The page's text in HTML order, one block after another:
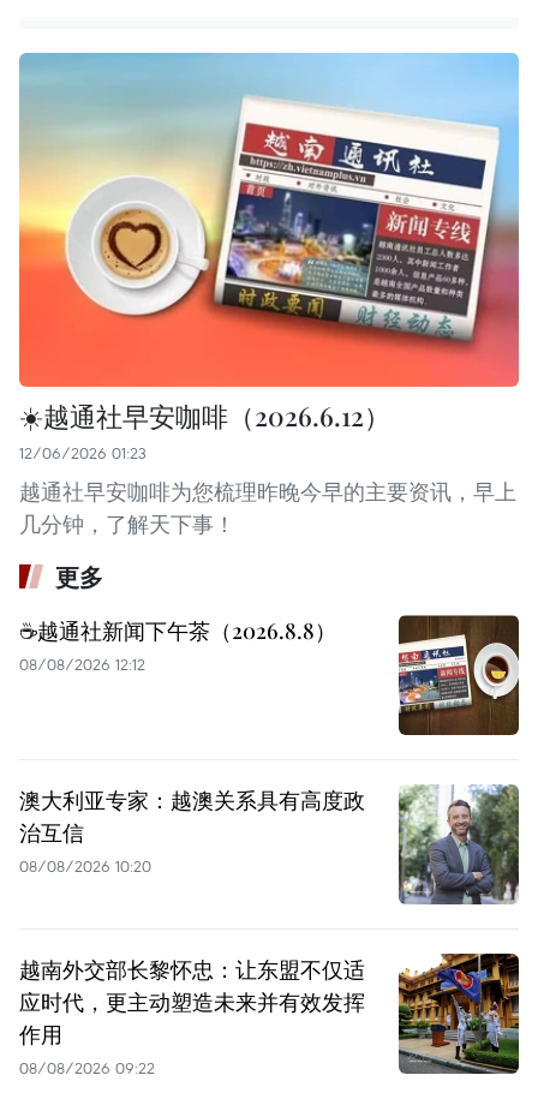
☀️越通社早安咖啡（2026.6.12）
12/06/2026 01:23
越通社早安咖啡为您梳理昨晚今早的主要资讯，早上
几分钟，了解天下事！
更多
☕️越通社新闻下午茶（2026.8.8）
08/08/2026 12:12
澳大利亚专家：越澳关系具有高度政
治互信
08/08/2026 10:20
越南外交部长黎怀忠：让东盟不仅适
应时代，更主动塑造未来并有效发挥
作用
08/08/2026 09:22